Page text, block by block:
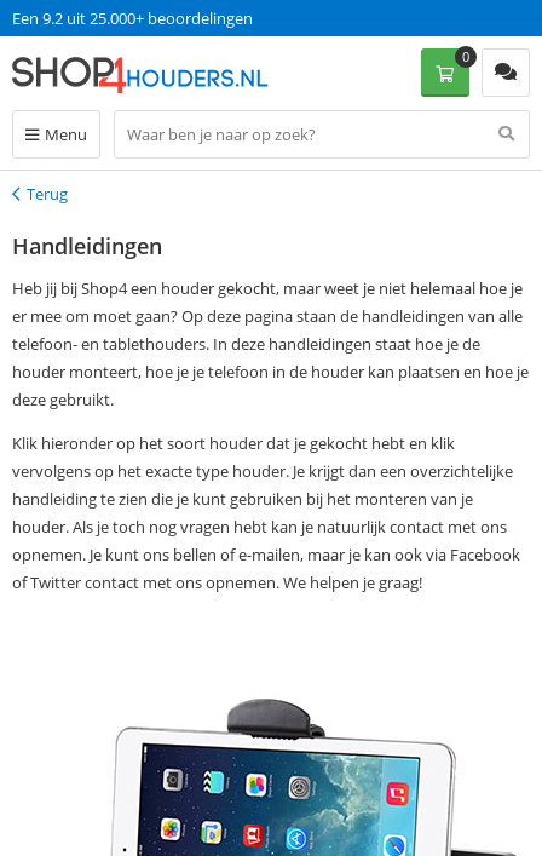
Een 9.2 uit 25.000+ beoordelingen
Menu
0
Terug
Terug
Handleidingen
Heb jij bij Shop4 een houder gekocht, maar weet je niet helemaal hoe je
er mee om moet gaan? Op deze pagina staan de handleidingen van alle
telefoon- en tablethouders. In deze handleidingen staat hoe je de
houder monteert, hoe je je telefoon in de houder kan plaatsen en hoe je
deze gebruikt.
Klik hieronder op het soort houder dat je gekocht hebt en klik
vervolgens op het exacte type houder. Je krijgt dan een overzichtelijke
handleiding te zien die je kunt gebruiken bij het monteren van je
houder. Als je toch nog vragen hebt kan je natuurlijk contact met ons
opnemen. Je kunt ons bellen of e-mailen, maar je kan ook via Facebook
of Twitter contact met ons opnemen. We helpen je graag!